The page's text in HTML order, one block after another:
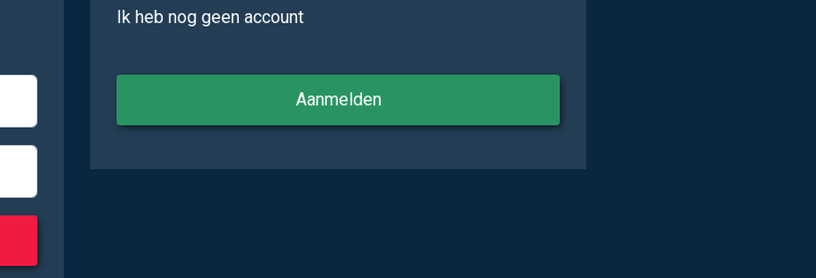
Ik heb nog geen account
Aanmelden